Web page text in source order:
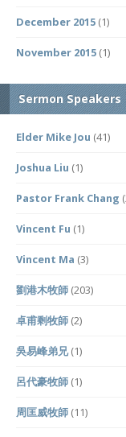
December 2015 (1)
November 2015 (1)
Sermon Speakers
Elder Mike Jou (41)
Joshua Liu (1)
Pastor Frank Chang
Vincent Fu (1)
Vincent Ma (3)
劉港木牧師 (203)
卓甫剩牧師 (2)
吳易峰弟兄(1)
呂代豪牧師 (1)
周匡威牧師 (11)